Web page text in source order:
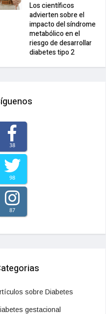
Los científicos
advierten sobre el
impacto del síndrome
metabólico en el
riesgo de desarrollar
diabetes tipo 2
38
98
87
sobre Diabetes
gestacional